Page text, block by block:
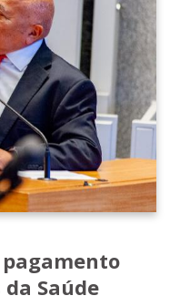
Saúde